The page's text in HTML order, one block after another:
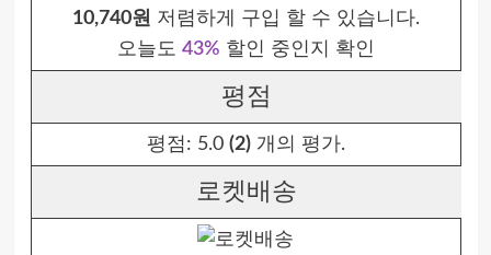
10,740원 저렴하게 구입 할 수 있습니다.
오늘도 43% 할인 중인지 확인
평점
평점: 5.0 (2)개의 평가.
로켓배송